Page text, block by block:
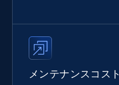
メンテナンスコス